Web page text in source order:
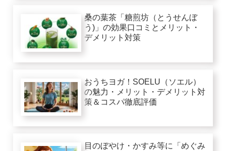
桑の葉茶「糖煎坊（とうせんぼ
う)」の効果口コミとメリット・
デメリット対策
おうちヨガ！SOELU（ソエル）
の魅力・メリット・デメリット対
策＆コスパ徹底評価
目のぼやけ・かすみ等に「めぐみ